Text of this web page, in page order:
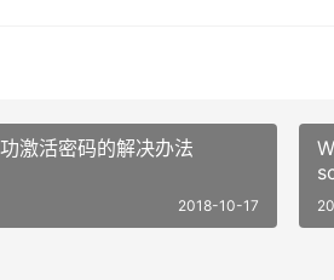
激活密码的解决办法
2018-10-17